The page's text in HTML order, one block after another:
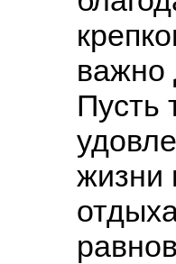
важно
Пусть
жизни